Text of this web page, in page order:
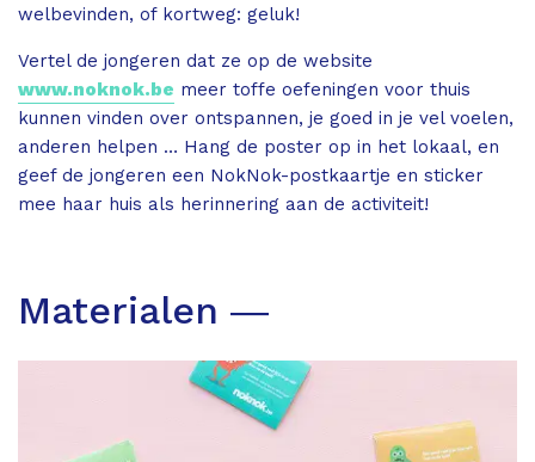
welbevinden, of kortweg: geluk!
Vertel de jongeren dat ze op de website
www.noknok.be meer toffe oefeningen voor thuis
kunnen vinden over ontspannen, je goed in je vel voelen,
anderen helpen … Hang de poster op in het lokaal, en
geef de jongeren een NokNok-postkaartje en sticker
mee haar huis als herinnering aan de activiteit!
Materialen ―